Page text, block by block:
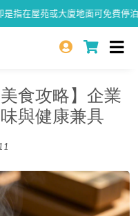
苑或大廈地面可免費停泊車輛的
食攻略】企業
與健康兼具